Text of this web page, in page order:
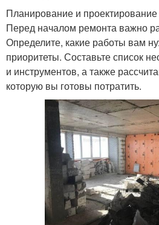
Планирование и проектирование
Перед началом ремонта важно
Определите, какие работы вам
приоритеты. Составьте список
и инструментов, а также
которую вы готовы потратить.